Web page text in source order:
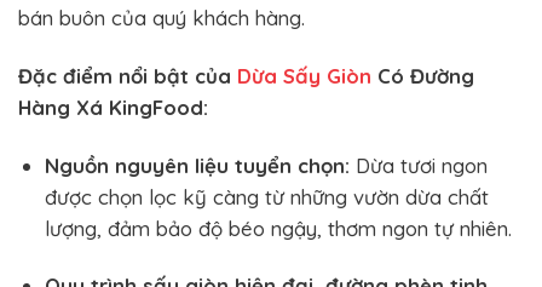
bán buôn của quý khách hàng.
Đặc điểm nổi bật của Dừa Sấy Giòn Có Đường
Hàng Xá KingFood:
Nguồn nguyên liệu tuyển chọn: Dừa tươi ngon
được chọn lọc kỹ càng từ những vườn dừa chất
lượng, đảm bảo độ béo ngậy, thơm ngon tự nhiên.